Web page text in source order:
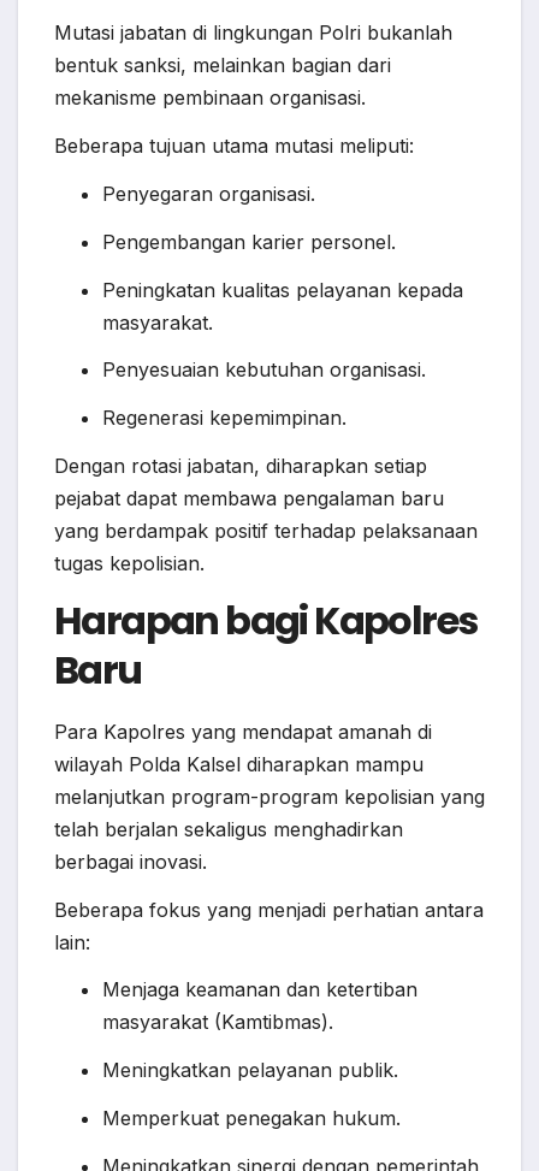
Mutasi jabatan di lingkungan Polri bukanlah
bentuk sanksi, melainkan bagian dari
mekanisme pembinaan organisasi.
Beberapa tujuan utama mutasi meliputi:
Penyegaran organisasi.
Pengembangan karier personel.
Peningkatan kualitas pelayanan kepada
masyarakat.
Penyesuaian kebutuhan organisasi.
Regenerasi kepemimpinan.
Dengan rotasi jabatan, diharapkan setiap
pejabat dapat membawa pengalaman baru
yang berdampak positif terhadap pelaksanaan
tugas kepolisian.
Harapan bagi Kapolres
Baru
Para Kapolres yang mendapat amanah di
wilayah Polda Kalsel diharapkan mampu
melanjutkan program-program kepolisian yang
telah berjalan sekaligus menghadirkan
berbagai inovasi.
Beberapa fokus yang menjadi perhatian antara
lain:
Menjaga keamanan dan ketertiban
masyarakat (Kamtibmas).
Meningkatkan pelayanan publik.
Memperkuat penegakan hukum.
Meningkatkan sinergi dengan pemerintah